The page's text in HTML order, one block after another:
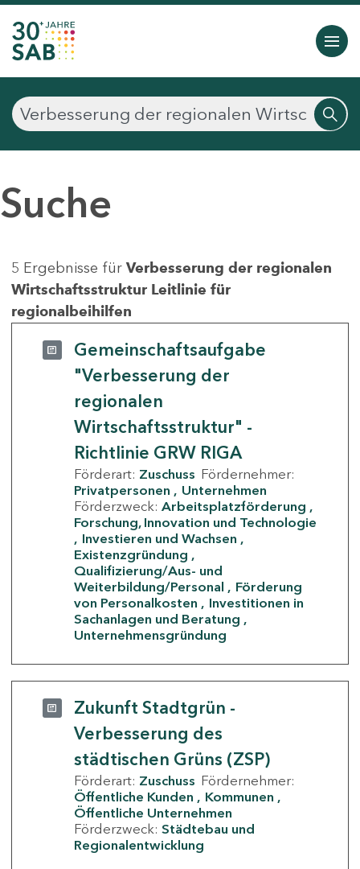
Suche
5 Ergebnisse für Verbesserung der regionalen
Wirtschaftsstruktur Leitlinie für
regionalbeihilfen
Gemeinschaftsaufgabe
"Verbesserung der
regionalen
Wirtschaftsstruktur" -
Richtlinie GRW RIGA
Förderart: Zuschuss Fördernehmer:
Privatpersonen
Unternehmen
Förderzweck: Arbeitsplatzförderung
Forschung, Innovation und Technologie
Investieren und Wachsen
Existenzgründung
Qualifizierung/Aus- und
Weiterbildung/Personal
Förderung
von Personalkosten
Investitionen in
Sachanlagen und Beratung
Unternehmensgründung
Zukunft Stadtgrün -
Verbesserung des
städtischen Grüns (ZSP)
Förderart: Zuschuss Fördernehmer:
Öffentliche Kunden
Kommunen
Öffentliche Unternehmen
Förderzweck: Städtebau und
Regionalentwicklung